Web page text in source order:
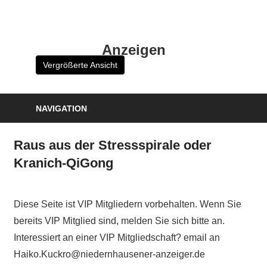
Anzeigen
Vergrößerte Ansicht
NAVIGATION
Raus aus der Stressspirale oder
Kranich-QiGong
Diese Seite ist VIP Mitgliedern vorbehalten. Wenn Sie
bereits VIP Mitglied sind, melden Sie sich bitte an.
Interessiert an einer VIP Mitgliedschaft? email an
Haiko.Kuckro@niedernhausener-anzeiger.de